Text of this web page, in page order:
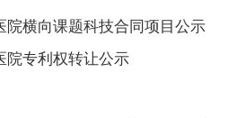
院横向课题科技合同项目公示
院专利权转让公示